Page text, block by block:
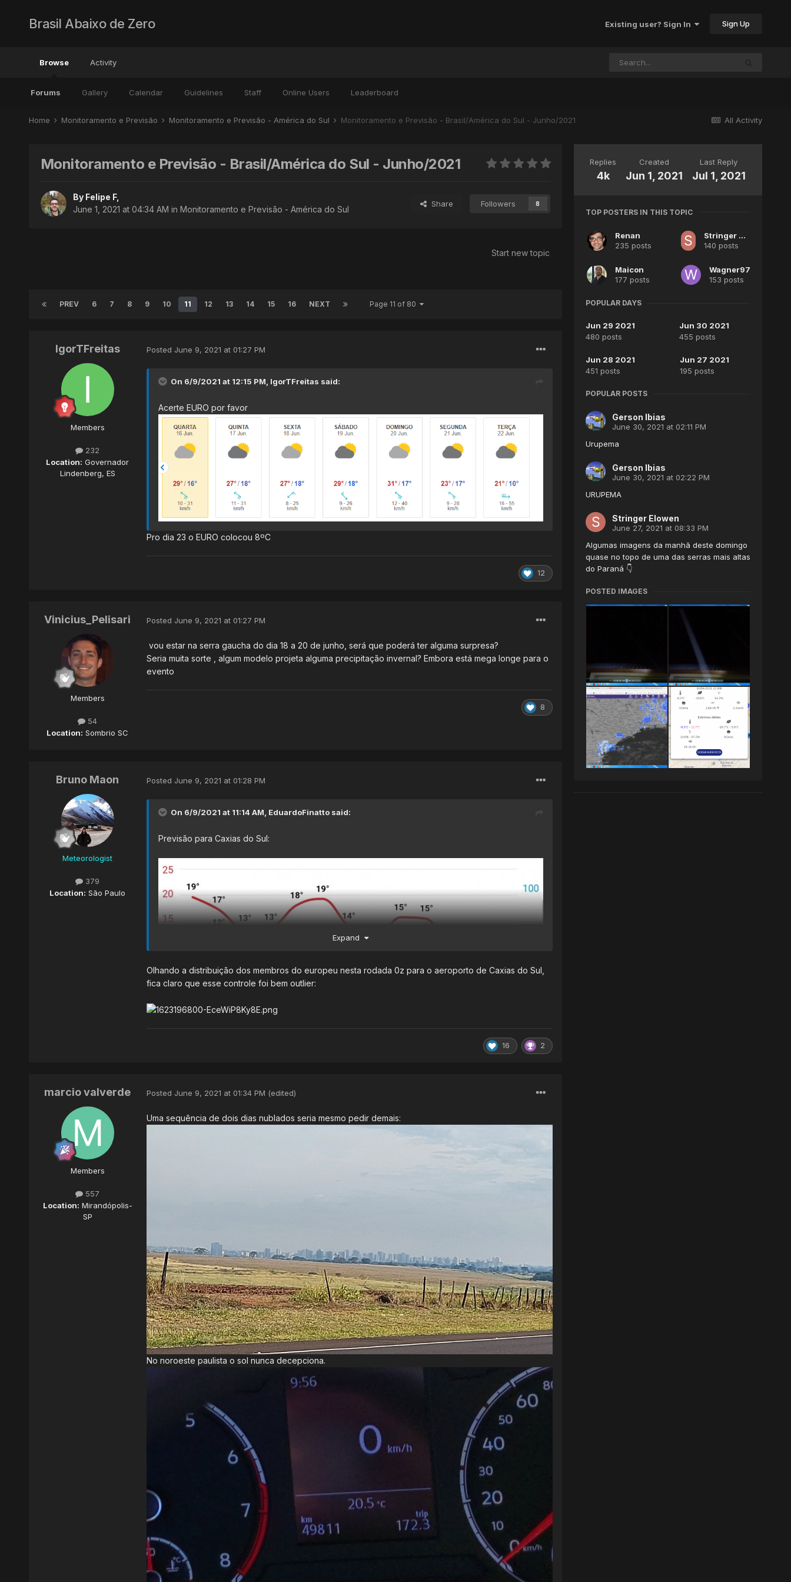
Brasil Abaixo de Zero Existing user? Sign In Sign Up
Browse
Forums Gallery Calendar Guidelines Staff Online Users Leaderboard
Activity
All Activity
Home Monitoramento e Previsão Monitoramento e Previsão - América do Sul Monitoramento e Previsão - Brasil/América do Sul - Junho/2021
Monitoramento e Previsão - Brasil/América do Sul - Junho/2021
By Felipe F,
June 1, 2021 at 04:34 AM in Monitoramento e Previsão - América do Sul
Share Followers 8
Start new topic
PREV 6 7 8 9 10 11 12 13 14 15 16 NEXT Page 11 of 80
IgorTFreitas
Members
232
Location: Governador
Lindenberg, ES
Posted June 9, 2021 at 01:27 PM
On 6/9/2021 at 12:15 PM, IgorTFreitas said:
Acerte EURO por favor
Pro dia 23 o EURO colocou 8ºC
12
Vinicius_Pelisari
Members
54
Location: Sombrio SC
Posted June 9, 2021 at 01:27 PM
vou estar na serra gaucha do dia 18 a 20 de junho, será que poderá ter alguma surpresa?
Seria muita sorte , algum modelo projeta alguma precipitação invernal? Embora está mega longe para o
evento
8
Bruno Maon
Meteorologist
379
Location: São Paulo
Posted June 9, 2021 at 01:28 PM
On 6/9/2021 at 11:14 AM, EduardoFinattosaid:
Previsão para Caxias do Sul:
recorde do início do mês.
Expand
Olhando a distribuição dos membros do europeu nesta rodada 0z para o aeroporto de Caxias do Sul,
fica claro que esse controle foi bem outlier:
16 2
marcio valverde
Members
557
Location: Mirandópolis-
SP
Posted June 9, 2021 at 01:34 PM (edited)
Uma sequência de dois dias nublados seria mesmo pedir demais:
No noroeste paulista o sol nunca decepciona.
Replies
4k
Created
Jun 1, 2021
Last Reply
Jul 1, 2021
TOP POSTERS IN THIS TOPIC
Renan
235 posts
Stringer Elowen
140 posts
Maicon
177 posts
Wagner97
153 posts
POPULAR DAYS
Jun 29 2021
480 posts
Jun 30 2021
455 posts
Jun 28 2021
451 posts
Jun 27 2021
195 posts
POPULAR POSTS
Gerson Ibias
June 30, 2021 at 02:11 PM
Urupema
Gerson Ibias
June 30, 2021 at 02:22 PM
URUPEMA
Stringer Elowen
June 27, 2021 at 08:33 PM
Algumas imagens da manhã deste domingo
quase no topo de uma das serras mais altas
do Paraná 👇
POSTED IMAGES